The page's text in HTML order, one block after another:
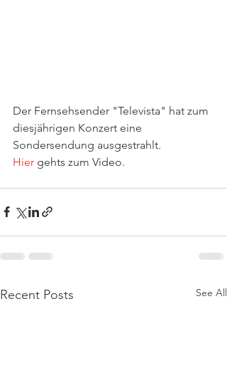
Der Fernsehsender "Televista" hat zum
diesjährigen Konzert eine
Sondersendung ausgestrahlt.
Hier gehts zum Video.
Recent Posts See All